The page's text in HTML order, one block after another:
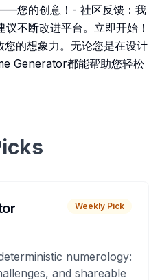
您的创意！- 社区反馈：我
不断改进平台。立即开始！
的想象力。无论您是在设计
Generator都能帮助您轻松
Weekly Pick
numerology:
and shareable